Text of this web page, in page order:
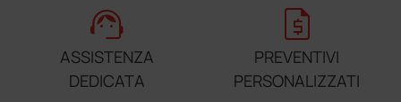
support_agent
ASSISTENZA
DEDICATA
request_quote
PREVENTIVI
PERSONALIZZATI